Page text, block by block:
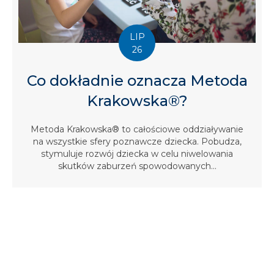
LIP
26
Co dokładnie oznacza Metoda
Krakowska®?
Metoda Krakowska® to całościowe oddziaływanie
na wszystkie sfery poznawcze dziecka. Pobudza,
stymuluje rozwój dziecka w celu niwelowania
skutków zaburzeń spowodowanych...